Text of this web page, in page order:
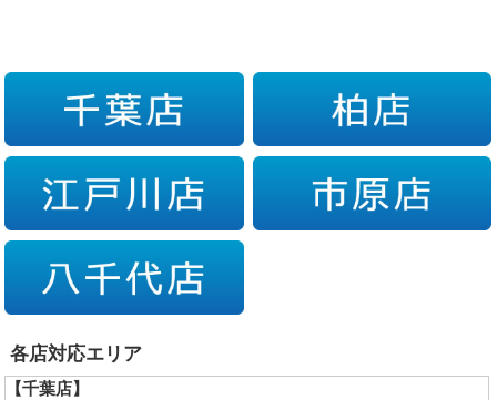
各店対応エリア
【千葉店】